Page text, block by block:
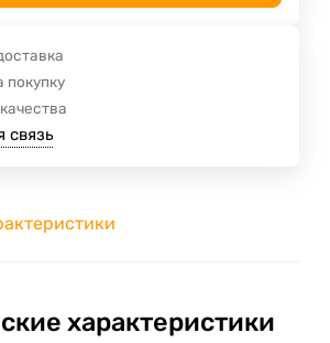
покупку
связь
характеристики